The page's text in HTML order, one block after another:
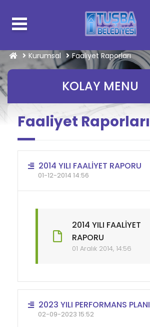
Kurumsal Faaliyet Raporları
KOLAY MENU
Faaliyet Raporları
2014 YILI FAALİYET RAPORU
01-12-2014 14:56
2014 YILI FAALİYET
RAPORU
01 Aralık 2014, 14:56
2023 YILI PERFORMANS PLANI
02-09-2023 15:52